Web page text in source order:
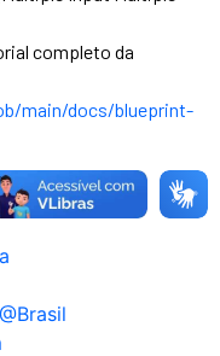
completo da
main/docs/blueprint-